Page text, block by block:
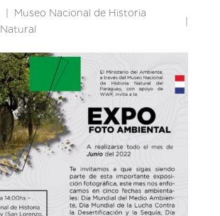
Museo Nacional de Historia
Natural
|